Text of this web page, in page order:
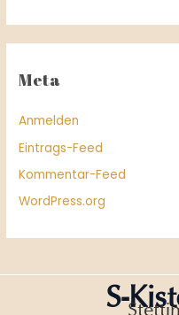
Meta
Anmelden
Eintrags-Feed
Kommentar-Feed
WordPress.org
S-